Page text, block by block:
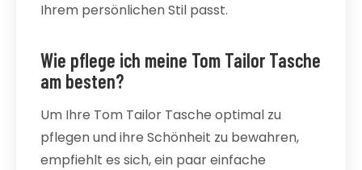
Ihrem persönlichen Stil passt.
Wie pflege ich meine Tom Tailor Tasche
am besten?
Um Ihre Tom Tailor Tasche optimal zu
pflegen und ihre Schönheit zu bewahren,
empfiehlt es sich, ein paar einfache